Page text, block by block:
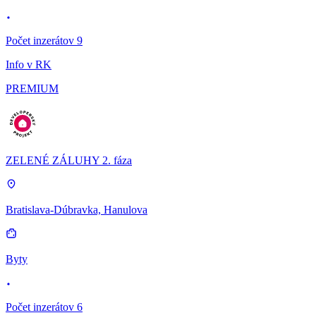
Počet inzerátov 9
Info v RK
PREMIUM
ZELENÉ ZÁLUHY 2. fáza
Bratislava-Dúbravka, Hanulova
Byty
Počet inzerátov 6